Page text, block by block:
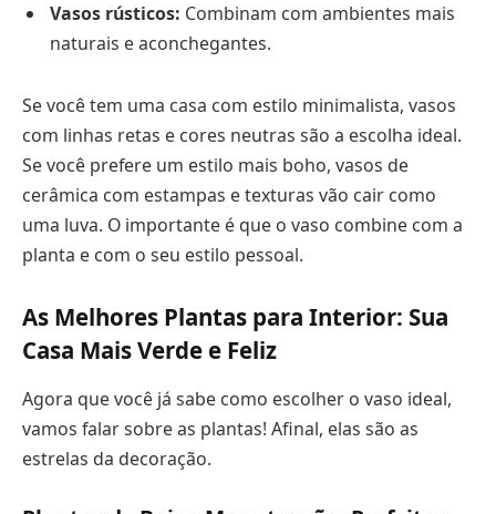
Vasos rústicos: Combinam com ambientes mais
naturais e aconchegantes.
Se você tem uma casa com estilo minimalista, vasos
com linhas retas e cores neutras são a escolha ideal.
Se você prefere um estilo mais boho, vasos de
cerâmica com estampas e texturas vão cair como
uma luva. O importante é que o vaso combine com a
planta e com o seu estilo pessoal.
As Melhores Plantas para Interior: Sua
Casa Mais Verde e Feliz
Agora que você já sabe como escolher o vaso ideal,
vamos falar sobre as plantas! Afinal, elas são as
estrelas da decoração.